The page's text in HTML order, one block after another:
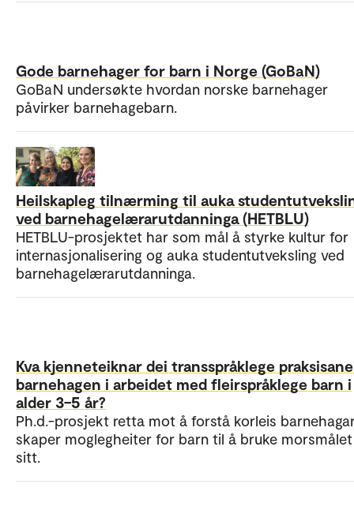
Gode barnehager for barn i Norge (GoBaN)
GoBaN undersøkte hvordan norske barnehager
påvirker barnehagebarn.
Heilskapleg tilnærming til auka
ved barnehagelærarutdanninga (HETBLU)
HETBLU-prosjektet har som mål å styrke kultur for
internasjonalisering og auka studentutveksling ved
barnehagelærarutdanninga.
Kva kjenneteiknar dei transspråklege
barnehagen i arbeidet med fleirspråklege barn i
alder 3–5 år?
Ph.d.-prosjekt retta mot å forstå korleis
skaper moglegheiter for barn til å bruke morsmålet
sitt.